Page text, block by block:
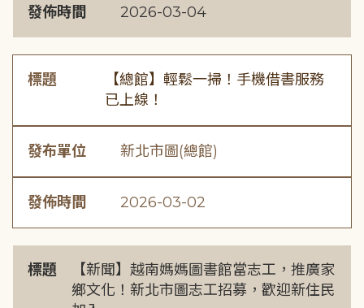
發佈時間 2026-03-04
標題
【總館】輕鬆一掃！手機借書服務
已上線！
發布單位 新北市圖(總館)
發佈時間 2026-03-02
標題
【新聞】越南媽媽圖書館當志工，推廣家
鄉文化！新北市圖志工招募，歡迎新住民